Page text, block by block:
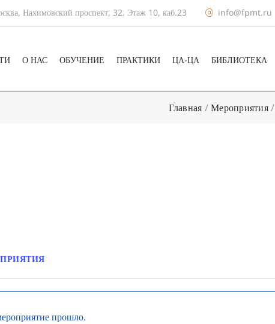
Нахимовский проспект, 32. Этаж 10, каб.23 info@fpmt.ru
О НАС ОБУЧЕНИЕ ПРАКТИКИ ЦА-ЦА БИБЛИОТЕКА
Главная /Мероприятия/
прошло.